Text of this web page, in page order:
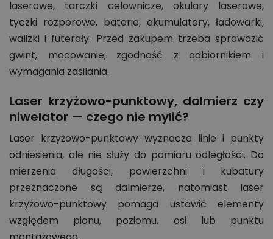
laserowe, tarczki celownicze, okulary laserowe,
tyczki rozporowe, baterie, akumulatory, ładowarki,
walizki i futerały. Przed zakupem trzeba sprawdzić
gwint, mocowanie, zgodność z odbiornikiem i
wymagania zasilania.
Laser krzyżowo-punktowy, dalmierz czy
niwelator — czego nie mylić?
Laser krzyżowo-punktowy wyznacza linie i punkty
odniesienia, ale nie służy do pomiaru odległości. Do
mierzenia długości, powierzchni i kubatury
przeznaczone są dalmierze, natomiast laser
krzyżowo-punktowy pomaga ustawić elementy
względem pionu, poziomu, osi lub punktu